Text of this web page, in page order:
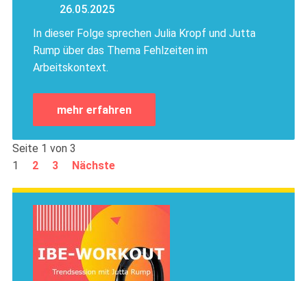
26.05.2025
In dieser Folge sprechen Julia Kropf und Jutta
Rump über das Thema Fehlzeiten im
Arbeitskontext.
mehr erfahren
Seite 1 von 3
1
2 3 Nächste